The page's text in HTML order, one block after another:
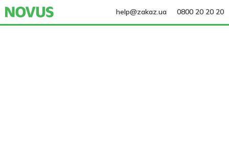
help@zakaz.ua 0800 20 20 20